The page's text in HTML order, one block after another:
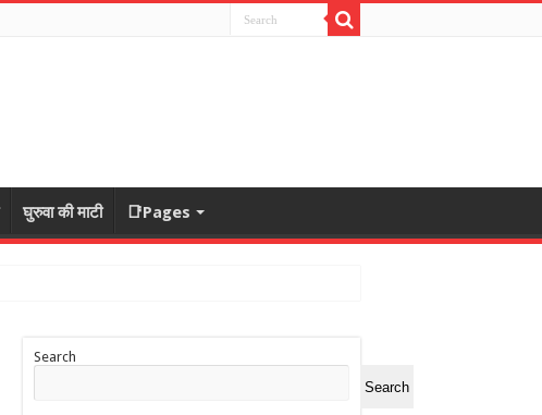
घुरुवा की माटी 📑Pages
Search
Search